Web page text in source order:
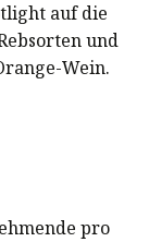
auf die
und
Wein.
pro